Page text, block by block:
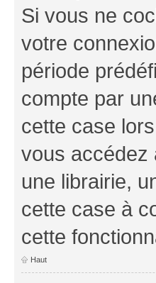
Si vous ne
votre
période
compte par
cette case
vous accédez
une librairie,
cette case à
cette
Haut